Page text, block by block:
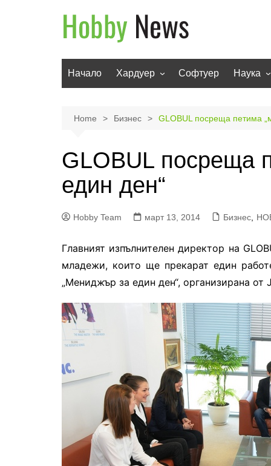
Начало Хардуер
Телевизори
Фото и видео
Софтуер Наука
Роботи
Home Бизнес GLOBUL посреща петима
GLOBUL посреща
един ден“
Hobby Team март 13, 2014 Бизнес
Главният изпълнителен директор на
младежи, които ще прекарат един
„Мениджър за един ден“, организирана от